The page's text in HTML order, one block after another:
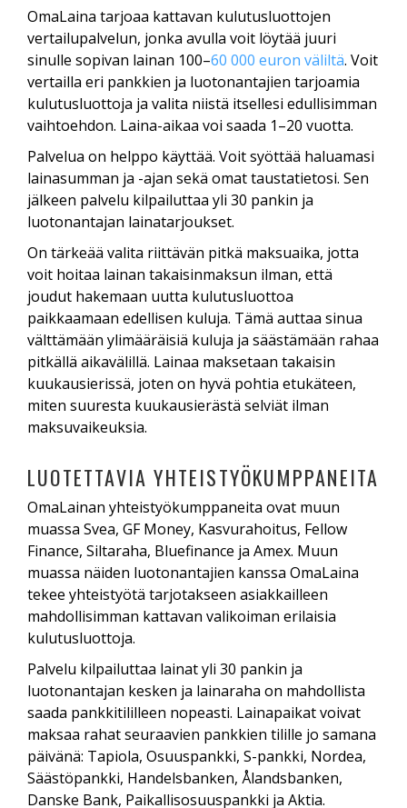
OmaLaina tarjoaa kattavan kulutusluottojen
vertailupalvelun, jonka avulla voit löytää juuri
sinulle sopivan lainan 100–60 000 euron väliltä. Voit
vertailla eri pankkien ja luotonantajien tarjoamia
kulutusluottoja ja valita niistä itsellesi edullisimman
vaihtoehdon. Laina-aikaa voi saada 1–20 vuotta.
Palvelua on helppo käyttää. Voit syöttää haluamasi
lainasumman ja -ajan sekä omat taustatietosi. Sen
jälkeen palvelu kilpailuttaa yli 30 pankin ja
luotonantajan lainatarjoukset.
On tärkeää valita riittävän pitkä maksuaika, jotta
voit hoitaa lainan takaisinmaksun ilman, että
joudut hakemaan uutta kulutusluottoa
paikkaamaan edellisen kuluja. Tämä auttaa sinua
välttämään ylimääräisiä kuluja ja säästämään rahaa
pitkällä aikavälillä. Lainaa maksetaan takaisin
kuukausierissä, joten on hyvä pohtia etukäteen,
miten suuresta kuukausierästä selviät ilman
maksuvaikeuksia.
LUOTETTAVIA YHTEISTYÖKUMPPANEITA
OmaLainan yhteistyökumppaneita ovat muun
muassa Svea, GF Money, Kasvurahoitus, Fellow
Finance, Siltaraha, Bluefinance ja Amex. Muun
muassa näiden luotonantajien kanssa OmaLaina
tekee yhteistyötä tarjotakseen asiakkailleen
mahdollisimman kattavan valikoiman erilaisia
kulutusluottoja.
Palvelu kilpailuttaa lainat yli 30 pankin ja
luotonantajan kesken ja lainaraha on mahdollista
saada pankkitililleen nopeasti. Lainapaikat voivat
maksaa rahat seuraavien pankkien tilille jo samana
päivänä: Tapiola, Osuuspankki, S-pankki, Nordea,
Säästöpankki, Handelsbanken, Ålandsbanken,
Danske Bank, Paikallisosuuspankki ja Aktia.